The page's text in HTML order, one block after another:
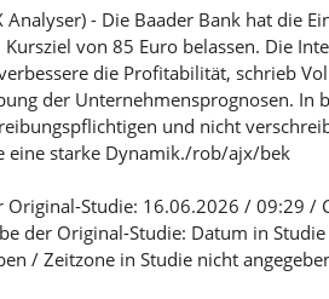
Analyser) - Die Baader Bank hat die
von 85 Euro belassen. Die
die Profitabilität, schrieb
der Unternehmensprognosen. In
und nicht
eine starke Dynamik./rob/ajx/bek
Studie: 16.06.2026 / 09:29 /
der Original-Studie: Datum in
/ Zeitzone in Studie nicht